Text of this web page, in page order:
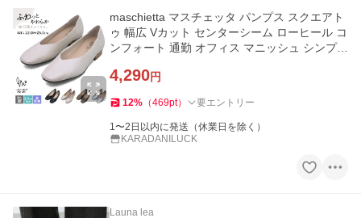
maschietta マスチェッタ パンプス スクエアト
ゥ 幅広 Vカット センターシーム ローヒール コ
ンフォート 通勤 オフィス マニッシュ シンプル
4,290円
12% （469pt） 要エントリー
1〜2日以内に発送（休業日を除く）
KARADANILUCK
Launa lea